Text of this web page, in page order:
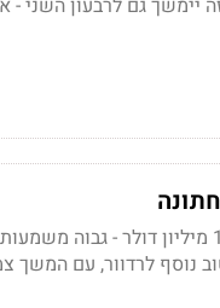
ההכנסות ברבעון השלישי - 62.9 מיליון בדומה לתחזיות; הרווח 11.9 מיליון דולר - גבוה
נוסף לרדוור, עם המשך